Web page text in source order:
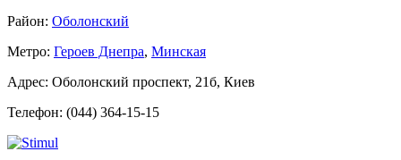
Район: Оболонский
Метро: Героев Днепра, Минская
Адрес: Оболонский проспект, 21б, Киев
Телефон: (044) 364-15-15